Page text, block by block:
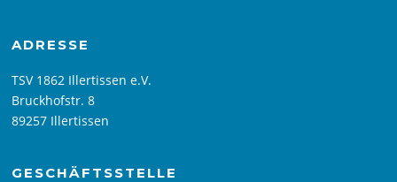
ADRESSE
TSV 1862 Illertissen e.V.
Bruckhofstr. 8
89257 Illertissen
GESCHÄFTSSTELLE